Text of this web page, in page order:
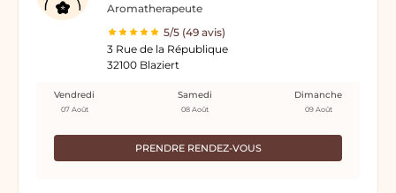
Aromatherapeute
5/5 (49 avis)
3 Rue de la République
32100 Blaziert
PRENDRE RENDEZ-VOUS
Vendredi
07 Août
Samedi
08 Août
Dimanche
09 Août